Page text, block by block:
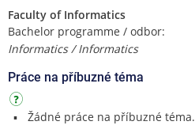
Faculty of Informatics
Bachelor programme / odbor:
Informatics / Informatics
Práce na příbuzné téma
Žádné práce na příbuzné téma.